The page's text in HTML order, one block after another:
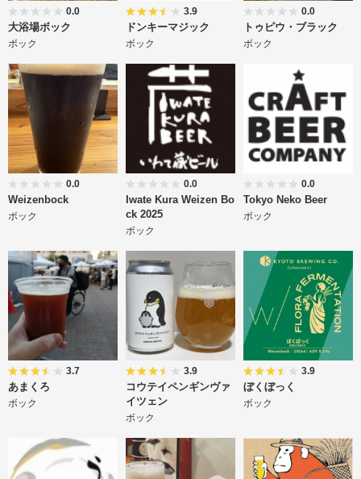
0.0
大浴場ボック
ボック
3.9
ドンキーマジック
ボック
0.0
トゥピウ・ブラック
ボック
0.0
Weizenbock
ボック
0.0
Iwate Kura Weizen Bo
ck 2025
ボック
0.0
Tokyo Neko Beer
ボック
3.7
あまくろ
ボック
3.9
コウテイペンギンヴァ
イツェン
ボック
3.9
ぼくぼっく
ボック